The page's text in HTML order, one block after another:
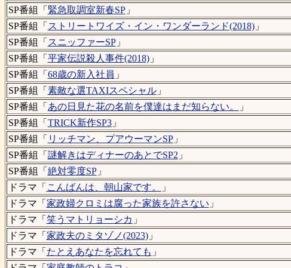
SP番組「 緊急取調室新春SP」
SP番組「 ストリートワイズ・イン・ワンダーランド(2018)」
SP番組「 スニッファーSP」
SP番組「 平家伝説殺人事件(2018)」
SP番組「 68歳の新入社員 」
SP番組「 素敵な選TAXIスペシャル」
SP番組「 あの日見た花の名前を僕達はまだ知らない。 」
SP番組「 TRICK新作SP3」
SP番組「 リッチマン、プアウーマンSP」
SP番組「 謎解きはディナーのあとでSP2 」
SP番組「 絶対零度SP」
ドラマ「 こんばんは、朝山家です。 」
ドラマ「 家政婦クロミは腐った家族を許さない 」
ドラマ「 笑うマトリョーシカ 」
ドラマ「 家政夫のミタゾノ(2023)」
ドラマ「 たとえあなたを忘れても 」